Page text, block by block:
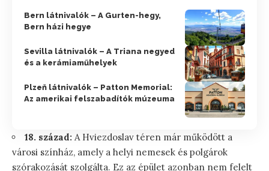
Bern látnivalók – A Gurten-hegy,
Bern házi hegye
Sevilla látnivalók – A Triana negyed
és a kerámiaműhelyek
Plzeň látnivalók – Patton Memorial:
Az amerikai felszabadítók múzeuma
18. század: A Hviezdoslav téren már működött a
városi színház, amely a helyi nemesek és polgárok
szórakozását szolgálta. Ez az épület azonban nem felelt